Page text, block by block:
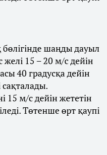
шаңды дауыл
желі 15 – 20 м/с дейін
40 градусқа дейін
15 м/с дейін жететін
Төтенше өрт қаупі